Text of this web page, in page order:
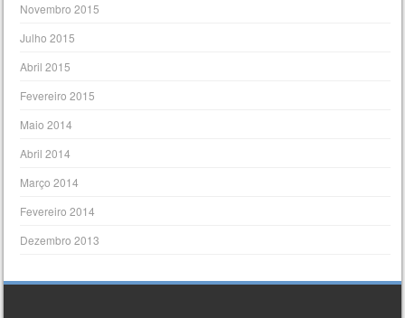
Novembro 2015
Julho 2015
Abril 2015
Fevereiro 2015
Maio 2014
Abril 2014
Março 2014
Fevereiro 2014
Dezembro 2013